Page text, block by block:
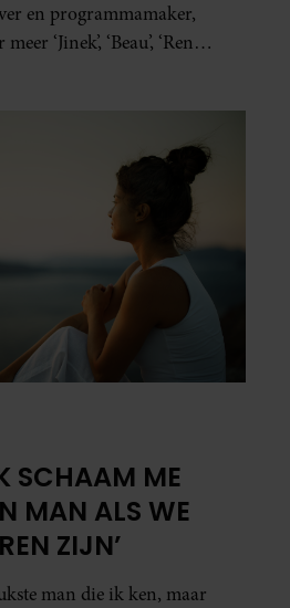
en programmamaker,
‘Jinek’, ‘Beau’, ‘Renze’,
SCHAAM ME
MAN ALS WE
ZIJN’
man die ik ken, maar